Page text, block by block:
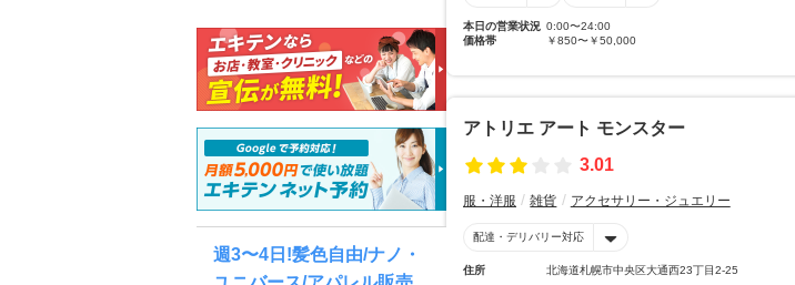
本日の営業状況 0:00〜24:00
価格帯
￥850〜￥50,000
アトリエ アート モンスター
3.01
服・洋服 雑貨 アクセサリー・ジュエリー
配達・デリバリー対応
住所 北海道札幌市中央区大通西23丁目2-25
週3〜4日!髪色自由/ナノ・